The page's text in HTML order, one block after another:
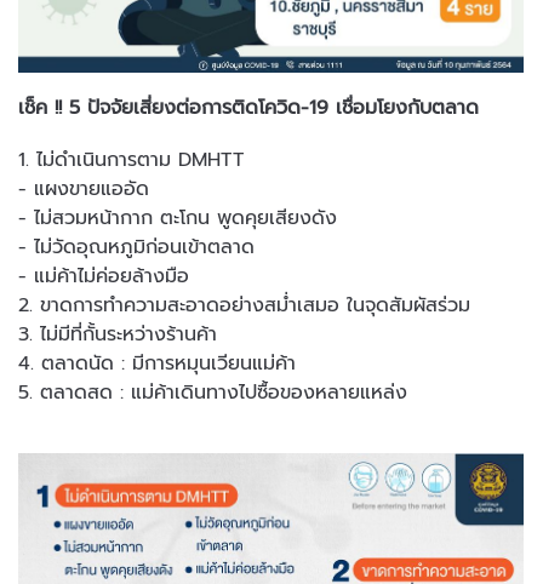
เช็ค !! 5 ปัจจัยเสี่ยงต่อการติดโควิด-19 เชื่อมโยงกับตลาด
1. ไม่ดำเนินการตาม DMHTT
- แผงขายแออัด
- ไม่สวมหน้ากาก ตะโกน พูดคุยเสียงดัง
- ไม่วัดอุณหภูมิก่อนเข้าตลาด
- แม่ค้าไม่ค่อยล้างมือ
2. ขาดการทำความสะอาดอย่างสม่ำเสมอ ในจุดสัมผัสร่วม
3. ไม่มีที่กั้นระหว่างร้านค้า
4. ตลาดนัด : มีการหมุนเวียนแม่ค้า
5. ตลาดสด : แม่ค้าเดินทางไปซื้อของหลายแหล่ง